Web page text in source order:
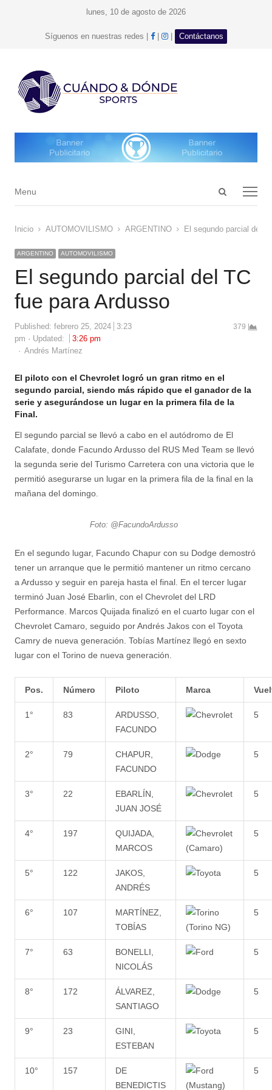
lunes, 10 de agosto de 2026
Síguenos en nuestras redes | facebook
| Instagram
Contáctanos
Open
Menu
Menu
Inicio AUTOMOVILISMO ARGENTINO El segundo parcial del
ARGENTINO AUTOMOVILISMO
El segundo parcial del TC
fue para Ardusso
Published: febrero 25, 2024
3:23
pm
Updated:
3:26 pm
Author
Andrés Martínez
379
El piloto con el Chevrolet logró un gran ritmo en el
segundo parcial, siendo más rápido que el ganador de la
serie y asegurándose un lugar en la primera fila de la
Final.
El segundo parcial se llevó a cabo en el autódromo de El
Calafate, donde Facundo Ardusso del RUS Med Team se llevó
la segunda serie del Turismo Carretera con una victoria que le
permitió asegurarse un lugar en la primera fila de la final en la
mañana del domingo.
Foto: @FacundoArdusso
En el segundo lugar, Facundo Chapur con su Dodge demostró
tener un arranque que le permitió mantener un ritmo cercano
a Ardusso y seguir en pareja hasta el final. En el tercer lugar
terminó Juan José Ebarlin, con el Chevrolet del LRD
Performance. Marcos Quijada finalizó en el cuarto lugar con el
Chevrolet Camaro, seguido por Andrés Jakos con el Toyota
Camry de nueva generación. Tobías Martínez llegó en sexto
lugar con el Torino de nueva generación.
Pos. Número Piloto Marca
1° 83
ARDUSSO,
FACUNDO
5
2° 79
CHAPUR,
FACUNDO
5
3° 22
EBARLÍN,
JUAN JOSÉ
5
4° 197
QUIJADA,
MARCOS
5
5° 122
JAKOS,
ANDRÉS
5
6° 107
MARTÍNEZ,
TOBÍAS
5
7° 63
BONELLI,
NICOLÁS
5
8° 172
ÁLVAREZ,
SANTIAGO
5
9° 23
GINI,
ESTEBAN
5
10° 157
DE
BENEDICTIS
5